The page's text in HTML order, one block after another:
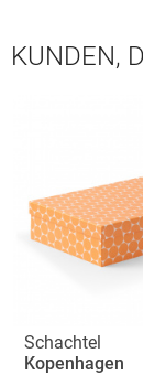
KUNDEN,
Schachtel
Kopenhagen